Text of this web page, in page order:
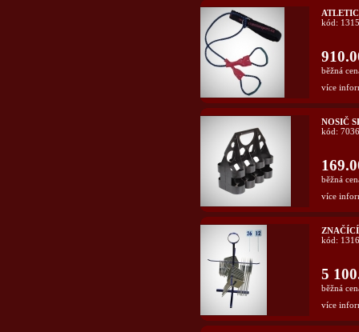
kód:
běžná
více
NOSIČ
kód: 7036
běžná
více
kód:
5
běžná
více